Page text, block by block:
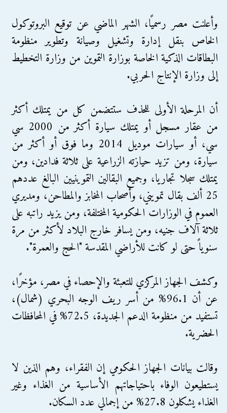
وأعلنت مصر رسميًا، الشهر الماضي عن توقيع البروتوكول
الخاص بنقل إدارة وتشغيل وصيانة وتطوير منظومة
البطاقات الذكية الخاصة بوزارة التموين من وزارة التخطيط
إلى وزارة الإنتاج الحربي.
أن المرحلة الأولى للحذف ستتضمن كل من يمتلك أكثر
من عقار مسجل أو يمتلك سيارة أكثر من 2000 سي
سي، أو سيارات موديل 2014 وما فوق أو أكثر من
سيارة، ومن تزيد حيازته الزراعية على ثلاثة فدادين، ومن
يمتلك سجلا تجاريا، وجميع البقالين التموينيين البالغ عددهم
25 ألف بقال تمويني، وأصحاب المخابز والمطاحن، ومديري
العموم في الوزارات الحكومية المختلفة، ومن يزيد راتبه على
ثلاثة آلاف جنيه، ومن يسافر خارج البلاد لأكثر من مرة
سنوياً حتى لو كانت للأراضي المقدسة "الحج والعمرة".
وكشف الجهاز المركزي للتعبئة والإحصاء في مصر، مؤخرًا،
عن أن 96.1% من أسر ريف الوجه البحري (شمال)،
تستفيد من منظومة الدعم الجديدة، 72.5% في المحافظات
الحضرية.
وقالت بيانات الجهاز الحكومي إن الفقراء، وهم الذين لا
يستطيعون الوفاء باحتياجاتهم الأساسية من الغذاء وغير
الغذاء يشكلون 27.8% من إجمالي عدد السكان.